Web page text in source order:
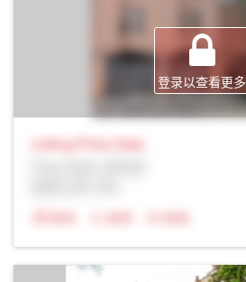
登录以查看更多
Listing Price Sale
N/A
N/A N/A